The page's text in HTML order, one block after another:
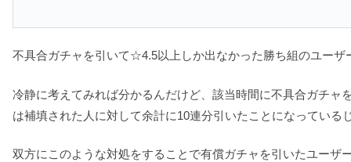
不具合ガチャを引いて☆4.5以上しか出なかった勝ち組のユー
冷静に考えてみれば分かるんだけど、該当時間に不具合ガチ
は補填された人に対して余計に10連分引いたことになっている
双方にこのような対処をすることで有償ガチャを引いたユーザ